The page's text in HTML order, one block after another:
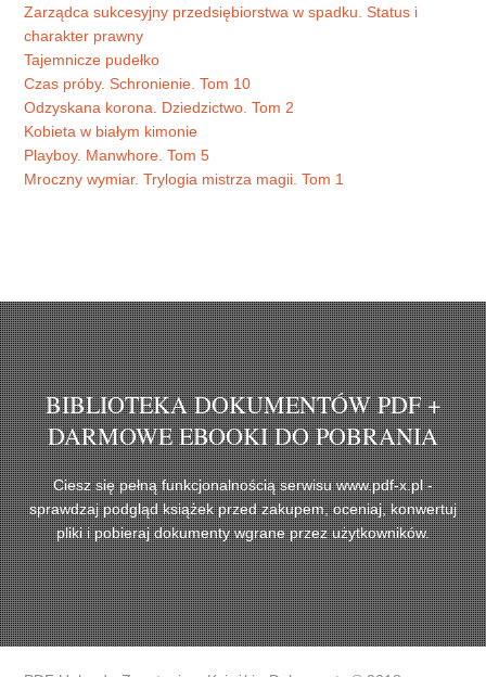
Zarządca sukcesyjny przedsiębiorstwa w spadku. Status i
charakter prawny
Tajemnicze pudełko
Czas próby. Schronienie. Tom 10
Odzyskana korona. Dziedzictwo. Tom 2
Kobieta w białym kimonie
Playboy. Manwhore. Tom 5
Mroczny wymiar. Trylogia mistrza magii. Tom 1
BIBLIOTEKA DOKUMENTÓW PDF +
DARMOWE EBOOKI DO POBRANIA
Ciesz się pełną funkcjonalnością serwisu www.pdf-x.pl -
sprawdzaj podgląd książek przed zakupem, oceniaj, konwertuj
pliki i pobieraj dokumenty wgrane przez użytkowników.